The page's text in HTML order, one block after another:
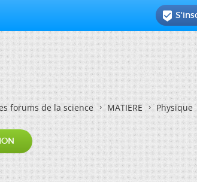

forums de la science MATIERE Physique